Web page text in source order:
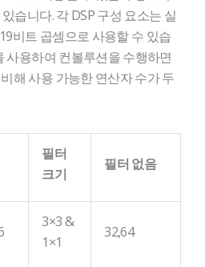
습니다. 각 DSP 구성 요소는 실
비트 곱셈으로 사용할 수 있습
사용하여 컨볼루션을 수행하면
해 사용 가능한 연산자 수가 두
필터
크기
필터 없음
3×3 &
1×1
32,64